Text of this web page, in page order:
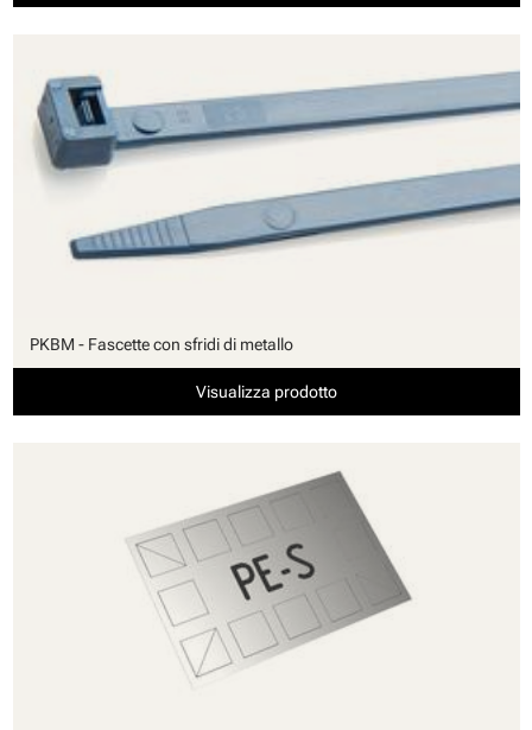
PKBM - Fascette con sfridi di metallo
Visualizza prodotto